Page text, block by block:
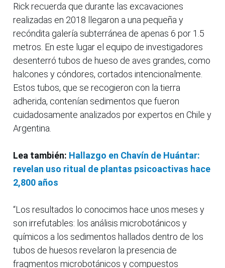
Rick recuerda que durante las excavaciones
realizadas en 2018 llegaron a una pequeña y
recóndita galería subterránea de apenas 6 por 1.5
metros. En este lugar el equipo de investigadores
desenterró tubos de hueso de aves grandes, como
halcones y cóndores, cortados intencionalmente.
Estos tubos, que se recogieron con la tierra
adherida, contenían sedimentos que fueron
cuidadosamente analizados por expertos en Chile y
Argentina.
Lea también: Hallazgo en Chavín de Huántar:
revelan uso ritual de plantas psicoactivas hace
2,800 años
“Los resultados lo conocimos hace unos meses y
son irrefutables: los análisis microbotánicos y
químicos a los sedimentos hallados dentro de los
tubos de huesos revelaron la presencia de
fragmentos microbotánicos y compuestos